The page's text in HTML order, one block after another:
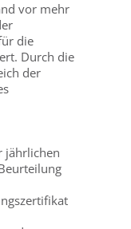
vor mehr
die
Durch die
der
jährlichen